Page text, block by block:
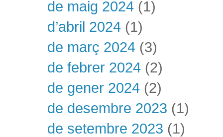
de maig 2024 (1)
d’abril 2024 (1)
de març 2024 (3)
de febrer 2024 (2)
de gener 2024 (2)
de desembre 2023 (1)
de setembre 2023 (1)